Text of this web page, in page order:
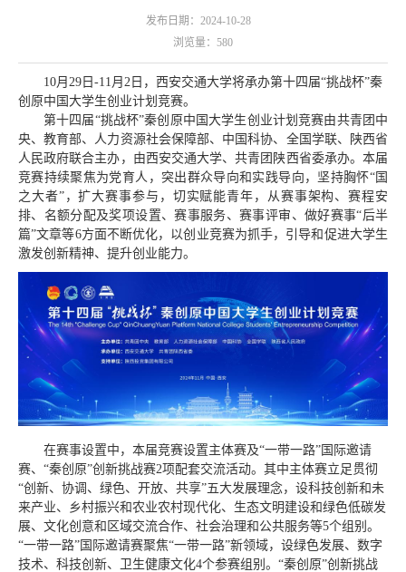
发布日期：2024-10-28
浏览量： 580
10月29日-11月2日，西安交通大学将承办第十四届“挑战杯”秦
创原中国大学生创业计划竞赛。
第十四届“挑战杯”秦创原中国大学生创业计划竞赛由共青团中
央、教育部、人力资源社会保障部、中国科协、全国学联、陕西省
人民政府联合主办，由西安交通大学、共青团陕西省委承办。本届
竞赛持续聚焦为党育人，突出群众导向和实践导向，坚持胸怀“国
之大者”，扩大赛事参与，切实赋能青年，从赛事架构、赛程安
排、名额分配及奖项设置、赛事服务、赛事评审、做好赛事“后半
篇”文章等6方面不断优化，以创业竞赛为抓手，引导和促进大学生
激发创新精神、提升创业能力。
在赛事设置中，本届竞赛设置主体赛及“一带一路”国际邀请
赛、“秦创原”创新挑战赛2项配套交流活动。其中主体赛立足贯彻
“创新、协调、绿色、开放、共享”五大发展理念，设科技创新和未
来产业、乡村振兴和农业农村现代化、生态文明建设和绿色低碳发
展、文化创意和区域交流合作、社会治理和公共服务等5个组别。
“一带一路”国际邀请赛聚焦“一带一路”新领域，设绿色发展、数字
技术、科技创新、卫生健康文化4个参赛组别。“秦创原”创新挑战